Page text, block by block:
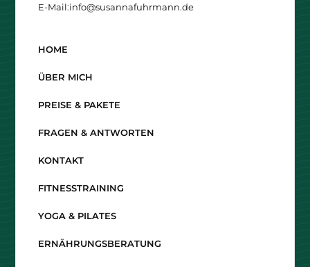
E-Mail:info@susannafuhrmann.de
HOME
ÜBER MICH
PREISE & PAKETE
FRAGEN & ANTWORTEN
KONTAKT
FITNESSTRAINING
YOGA & PILATES
ERNÄHRUNGSBERATUNG